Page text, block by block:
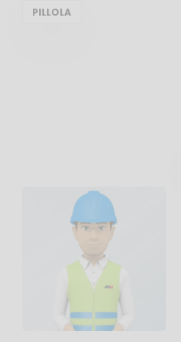
PILLOLA